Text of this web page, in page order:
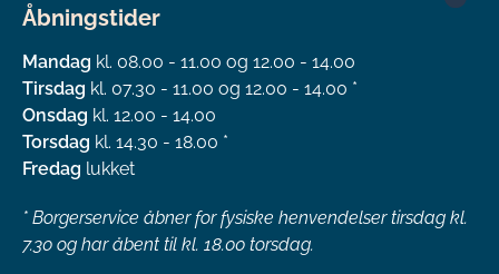
Åbningstider
Mandag kl. 08.00 - 11.00 og 12.00 - 14.00
Tirsdag kl. 07.30 - 11.00 og 12.00 - 14.00 *
Onsdag kl. 12.00 - 14.00
Torsdag kl. 14.30 - 18.00 *
Fredag lukket
* Borgerservice åbner for fysiske henvendelser tirsdag kl.
7.30 og har åbent til kl. 18.00 torsdag.